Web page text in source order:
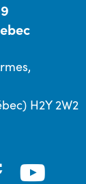
H2Y 2W2